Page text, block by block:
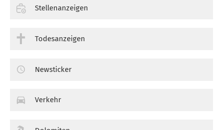
Stellenanzeigen
Todesanzeigen
Newsticker
Verkehr